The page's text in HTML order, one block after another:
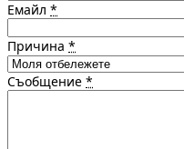
Емайл *
Причина *
Съобщение *